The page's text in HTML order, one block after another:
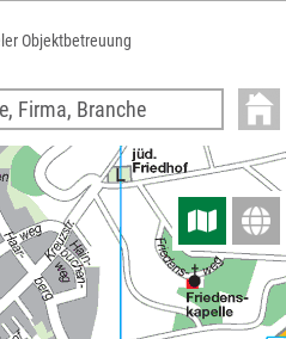
Objektbetreuung